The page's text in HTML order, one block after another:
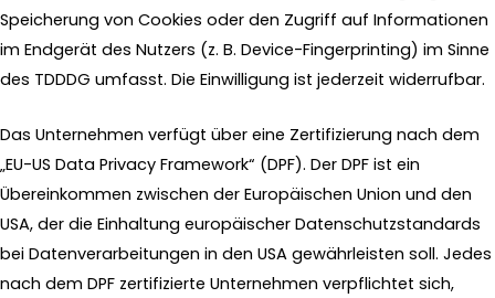
Speicherung von Cookies oder den Zugriff auf Informationen
im Endgerät des Nutzers (z. B. Device-Fingerprinting) im Sinne
des TDDDG umfasst. Die Einwilligung ist jederzeit widerrufbar.
Das Unternehmen verfügt über eine Zertifizierung nach dem
„EU-US Data Privacy Framework“ (DPF). Der DPF ist ein
Übereinkommen zwischen der Europäischen Union und den
USA, der die Einhaltung europäischer Datenschutzstandards
bei Datenverarbeitungen in den USA gewährleisten soll. Jedes
nach dem DPF zertifizierte Unternehmen verpflichtet sich,